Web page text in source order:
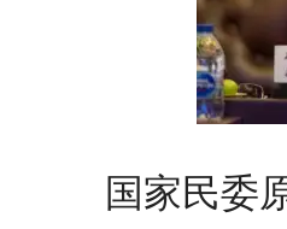
国家民委原